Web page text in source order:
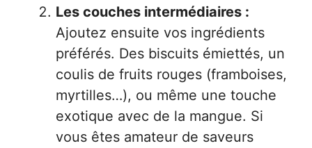
Les couches intermédiaires :
Ajoutez ensuite vos ingrédients
préférés. Des biscuits émiettés, un
coulis de fruits rouges (framboises,
myrtilles…), ou même une touche
exotique avec de la mangue. Si
vous êtes amateur de saveurs